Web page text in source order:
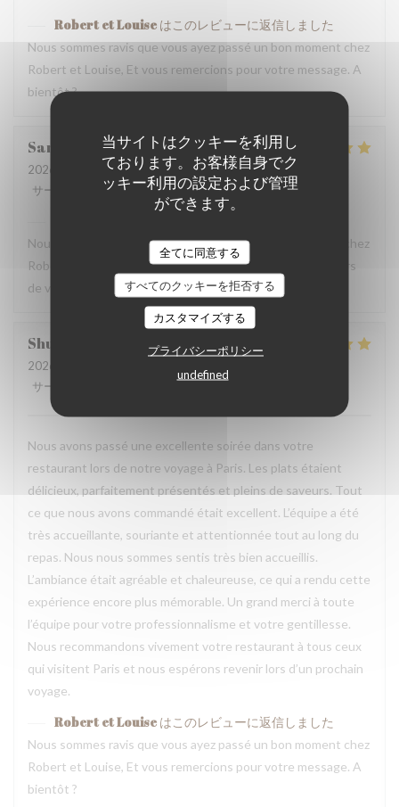
当サイトはクッキーを利用し
ております。お客様自身でク
ッキー利用の設定および管理
ができます。
全てに同意する
すべてのクッキーを拒否する
カスタマイズする
プライバシーポリシー
undefined
Robert et Louise はこのレビューに返信しました
Nous sommes ravis que vous ayez passé un bon moment chez
Robert et Louise, Et vous remercions pour votre message. A
bientôt ?
Sam
2026-07-17
- 17:45 - ゲスト 2
サービス
雰囲気 : 5/5 メニュー: 5 /5 品質-価格
Nous sommes ravis que vous ayez passé un bon moment chez
Robert et Louise, que nous serons heureux de rééditer lors
de votre prochain passage.
Shunkuei
2026-07-16
サービス
Nous avons passé une excellente soirée dans votre
restaurant lors de notre voyage à Paris. Les plats étaient
délicieux, parfaitement présentés et pleins de saveurs. Tout
ce que nous avons commandé était excellent. L’équipe a été
très accueillante, souriante et attentionnée tout au long du
repas. Nous nous sommes sentis très bien accueillis.
L’ambiance était agréable et chaleureuse, ce qui a rendu cette
expérience encore plus mémorable. Un grand merci à toute
l’équipe pour votre professionnalisme et votre gentillesse.
Nous recommandons vivement votre restaurant à tous ceux
qui visitent Paris et nous espérons revenir lors d’un prochain
voyage.
Robert et Louise はこのレビューに返信しました
Nous sommes ravis que vous ayez passé un bon moment chez
Robert et Louise, Et vous remercions pour votre message. A
bientôt ?